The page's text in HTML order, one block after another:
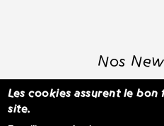
Nos
Les cookies assurent le
site.